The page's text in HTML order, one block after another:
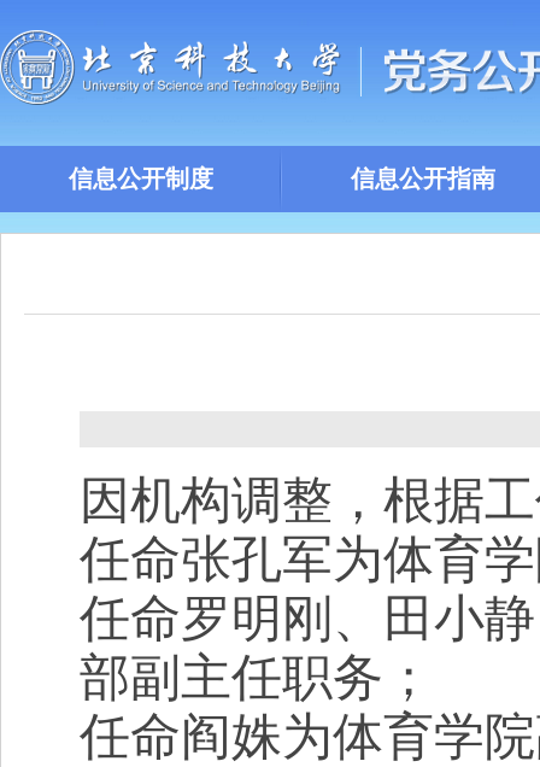
信息公开制度 信息公开指南
因机构调整，根据
任命张孔军为体育
任命罗明刚、田小
部副主任职务；
任命阎姝为体育学